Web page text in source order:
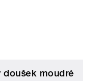
doušek moudré